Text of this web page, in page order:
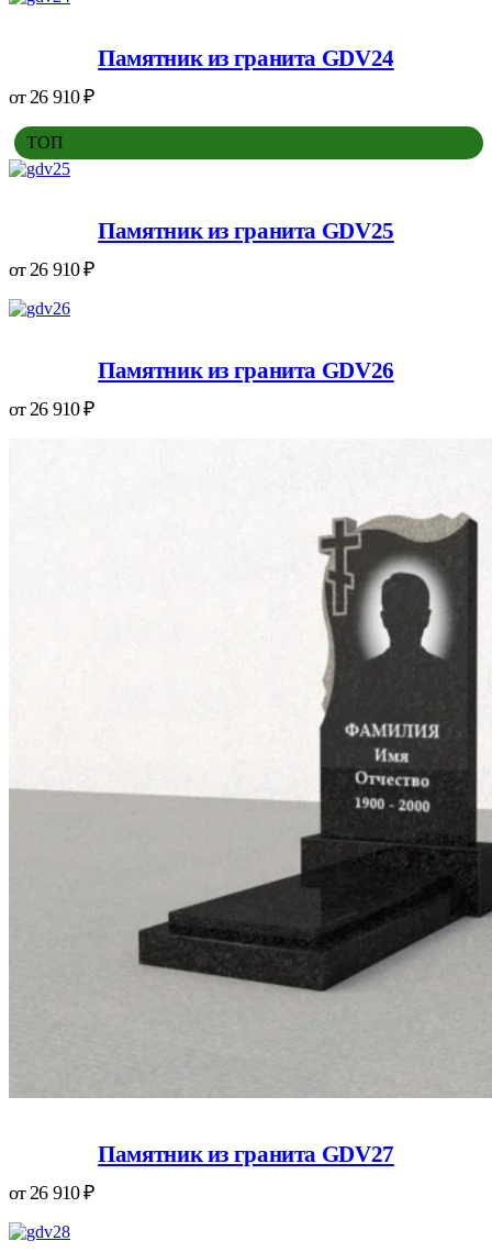
Памятник из гранита GDV24
от26 910₽
ТОП
Памятник из гранита GDV25
от26 910₽
Памятник из гранита GDV26
от26 910₽
Памятник из гранита GDV27
от26 910₽